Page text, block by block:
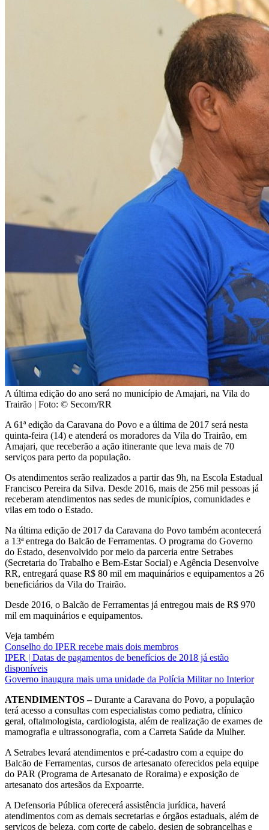
A última edição do ano será no município de Amajari, na Vila do
Trairão | Foto: © Secom/RR
A 61ª edição da Caravana do Povo e a última de 2017 será nesta
quinta-feira (14) e atenderá os moradores da Vila do Trairão, em
Amajari, que receberão a ação itinerante que leva mais de 70
serviços para perto da população.
Os atendimentos serão realizados a partir das 9h, na Escola Estadual
Francisco Pereira da Silva. Desde 2016, mais de 256 mil pessoas já
receberam atendimentos nas sedes de municípios, comunidades e
vilas em todo o Estado.
Na última edição de 2017 da Caravana do Povo também acontecerá
a 13ª entrega do Balcão de Ferramentas. O programa do Governo
do Estado, desenvolvido por meio da parceria entre Setrabes
(Secretaria do Trabalho e Bem-Estar Social) e Agência Desenvolve
RR, entregará quase R$ 80 mil em maquinários e equipamentos a 26
beneficiários da Vila do Trairão.
Desde 2016, o Balcão de Ferramentas já entregou mais de R$ 970
mil em maquinários e equipamentos.
Veja também
Conselho do IPER recebe mais dois membros
IPER | Datas de pagamentos de benefícios de 2018 já estão
disponíveis
Governo inaugura mais uma unidade da Polícia Militar no Interior
ATENDIMENTOS –Durante a Caravana do Povo, a população
terá acesso a consultas com especialistas como pediatra, clínico
geral, oftalmologista, cardiologista, além de realização de exames de
mamografia e ultrassonografia, com a Carreta Saúde da Mulher.
A Setrabes levará atendimentos e pré-cadastro com a equipe do
Balcão de Ferramentas, cursos de artesanato oferecidos pela equipe
do PAR (Programa de Artesanato de Roraima) e exposição de
artesanato dos artesãos da Expoarrte.
A Defensoria Pública oferecerá assistência jurídica, haverá
atendimentos com as demais secretarias e órgãos estaduais, além de
serviços de beleza, com corte de cabelo, design de sobrancelhas e